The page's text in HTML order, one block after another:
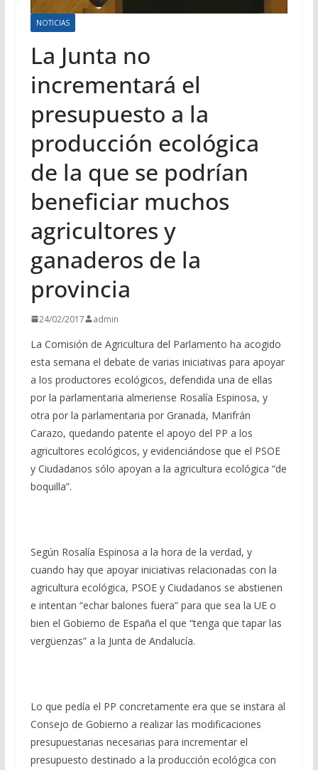
NOTICIAS
La Junta no
incrementará el
presupuesto a la
producción ecológica
de la que se podrían
beneficiar muchos
agricultores y
ganaderos de la
provincia
24/02/2017 admin
La Comisión de Agricultura del Parlamento ha acogido
esta semana el debate de varias iniciativas para apoyar
a los productores ecológicos, defendida una de ellas
por la parlamentaria almeriense Rosalía Espinosa, y
otra por la parlamentaria por Granada, Marifrán
Carazo, quedando patente el apoyo del PP a los
agricultores ecológicos, y evidenciándose que el PSOE
y Ciudadanos sólo apoyan a la agricultura ecológica “de
boquilla”.
Según Rosalía Espinosa a la hora de la verdad, y
cuando hay que apoyar iniciativas relacionadas con la
agricultura ecológica, PSOE y Ciudadanos se abstienen
e intentan “echar balones fuera” para que sea la UE o
bien el Gobierno de España el que “tenga que tapar las
vergüenzas” a la Junta de Andalucía.
Lo que pedía el PP concretamente era que se instara al
Consejo de Gobierno a realizar las modificaciones
presupuestarias necesarias para incrementar el
presupuesto destinado a la producción ecológica con